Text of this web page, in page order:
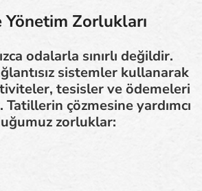
Zorlukları
odalarla sınırlı değildir.
sistemler kullanarak
tesisler ve ödemeleri
çözmesine yardımcı
zorluklar: